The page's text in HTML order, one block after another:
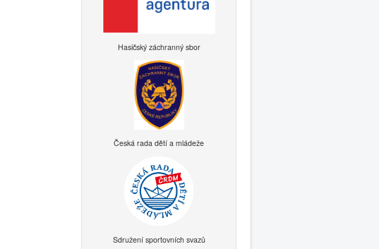
Hasičský záchranný sbor
Česká rada dětí a mládeže
Sdružení sportovních svazů